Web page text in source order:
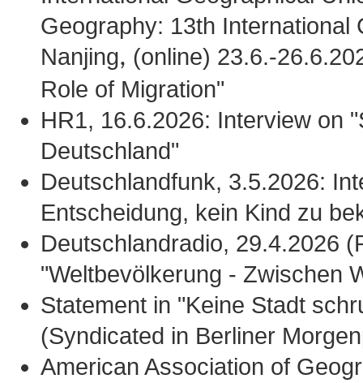
Geography: 13th International
Nanjing, (online) 23.6.-
Role of Migration"
HR1, 16.6.2026: Interview on
Deutschland"
Deutschlandfunk, 3.5.2026:
Entscheidung, kein Kind zu
Deutschlandradio, 29.4.2026
"Weltbevölkerung - Zwischen
Statement in "Keine Stadt
(Syndicated in Berliner
American Association of